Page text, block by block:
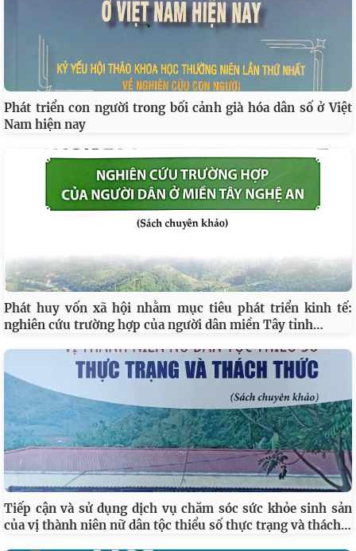
Phát triển con người trong bối cảnh già hóa dân số ở Việt
Nam hiện nay
Phát huy vốn xã hội nhằm mục tiêu phát triển kinh tế:
nghiên cứu trường hợp của người dân miền Tây tỉnh…
Tiếp cận và sử dụng dịch vụ chăm sóc sức khỏe sinh sản
của vị thành niên nữ dân tộc thiểu số thực trạng và thách…